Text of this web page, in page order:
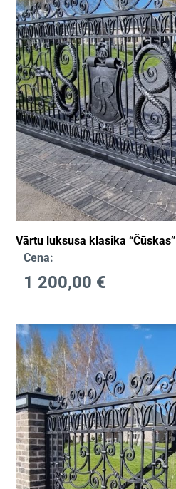
Vārtu luksusa klasika “Čūskas”
Cena:
1 200,00 €